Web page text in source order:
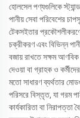
হোলসেল পণ্যগুলিকে
পানীয় সেবা পরিবেশের
টেকসইতার প্রকৌশলীকরণে
চক্রীকরণ এবং বিভিন্ন
বজায় রাখতে সক্ষম আণবিক
দেওয়া বা গ্রাহক ও
মতো সাধারণ ব্যর্থতার
পরিসরে বিস্তৃত, যা গরম
কার্যকারিতা বা